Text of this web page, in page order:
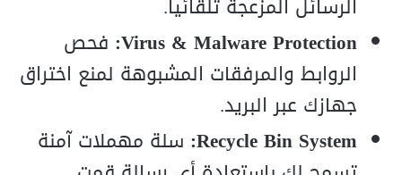
Virus & Malware Protection: فحص
الروابط والمرفقات المشبوهة لمنع اختراق
جهازك عبر البريد.
Recycle Bin System: سلة مهملات آمنة